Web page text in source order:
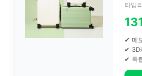
타임
✔ 메
✔ 3D
✔ 독